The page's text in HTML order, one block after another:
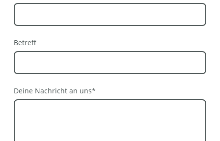
Betreff
Deine Nachricht an uns*